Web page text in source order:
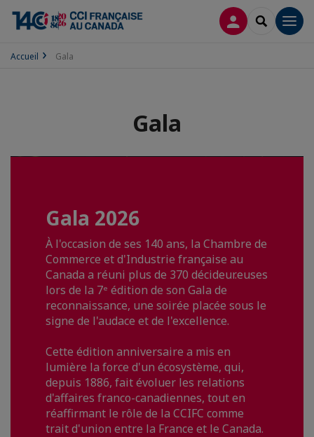
CONNEXION
Accueil Gala
Gala
Gala 2026
À l'occasion de ses 140 ans, la Chambre de
Commerce et d'Industrie française au
Canada a réuni plus de 370 décideur.euses
lors de la 7ᵉ édition de son Gala de
reconnaissance, une soirée placée sous le
signe de l'audace et de l'excellence.
Cette édition anniversaire a mis en
lumière la force d'un écosystème, qui,
depuis 1886, fait évoluer les relations
d'affaires franco-canadiennes, tout en
réaffirmant le rôle de la CCIFC comme
trait d'union entre la France et le Canada.